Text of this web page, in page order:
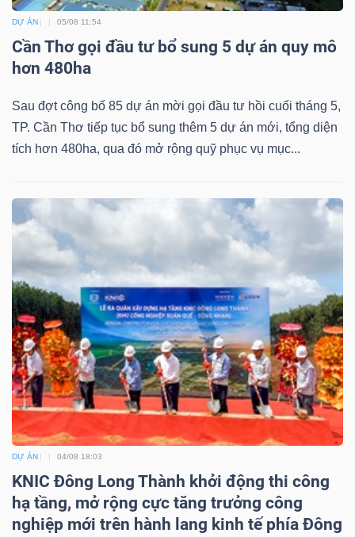
DỰ ÁN 05/08 11:54
Cần Thơ gọi đầu tư bổ sung 5 dự án quy mô
hơn 480ha
Sau đợt công bố 85 dự án mời gọi đầu tư hồi cuối tháng 5,
TP. Cần Thơ tiếp tục bổ sung thêm 5 dự án mới, tổng diện
tích hơn 480ha, qua đó mở rộng quỹ phục vụ mục...
DỰ ÁN 04/08 18:03
KNIC Đông Long Thành khởi động thi công
hạ tầng, mở rộng cực tăng trưởng công
nghiệp mới trên hành lang kinh tế phía Đông